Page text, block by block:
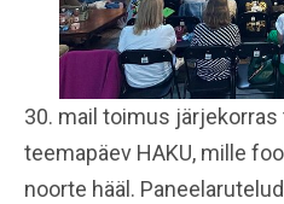
30. mail toimus
teemapäev HAKU, mille
noorte hääl.